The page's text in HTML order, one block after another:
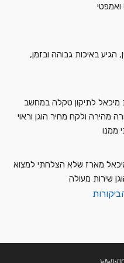
ואמפטי
ממנו
שירות מעולה